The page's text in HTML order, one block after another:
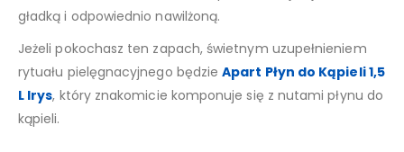
gładką i odpowiednio nawilżoną.
Jeżeli pokochasz ten zapach, świetnym uzupełnieniem
rytuału pielęgnacyjnego będzieApart Płyn do Kąpieli 1,5
L Irys, który znakomicie komponuje się z nutami płynu do
kąpieli.